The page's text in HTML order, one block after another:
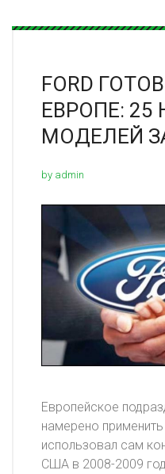
FORD
ЕВРОПЕ: 25
МОДЕЛЕЙ
by admin
Европейское
намерено
использовал сам
США в 2008-2009